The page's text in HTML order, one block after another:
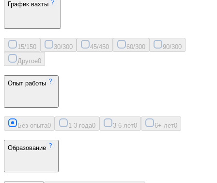
График вахты
15/150 30/300 45/450 60/300 90/300
Другое0
Опыт работы
Без опыта0 1-3 года0 3-6 лет0 6+ лет0
Образование